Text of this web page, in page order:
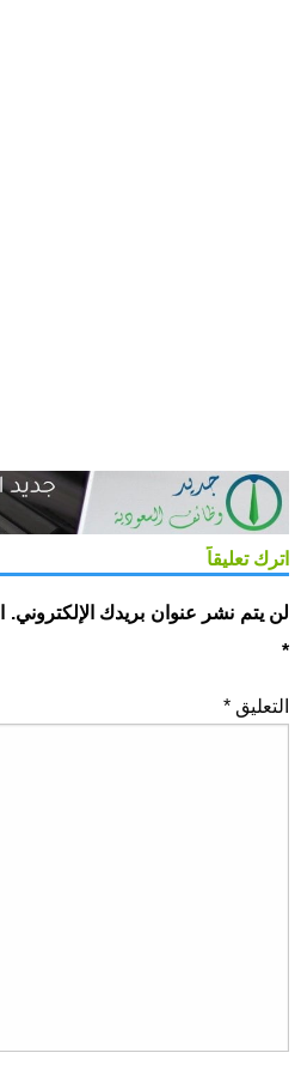
اترك تعليقاً
لن يتم نشر عنوان بريدك الإلكتروني.
*
التعليق *